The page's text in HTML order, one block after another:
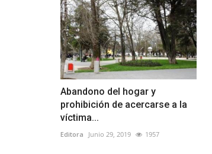
Abandono del hogar y
prohibición de acercarse a la
víctima...
Editora Junio 29, 2019 1957